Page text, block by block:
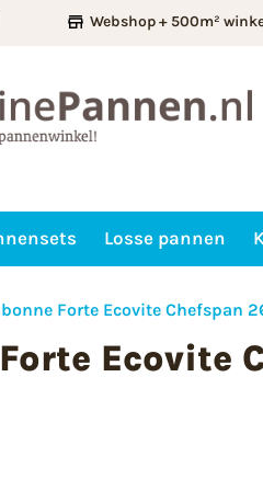
Webshop + 500m²
Losse pannen
Forte Ecovite Chefspan
Ecovite